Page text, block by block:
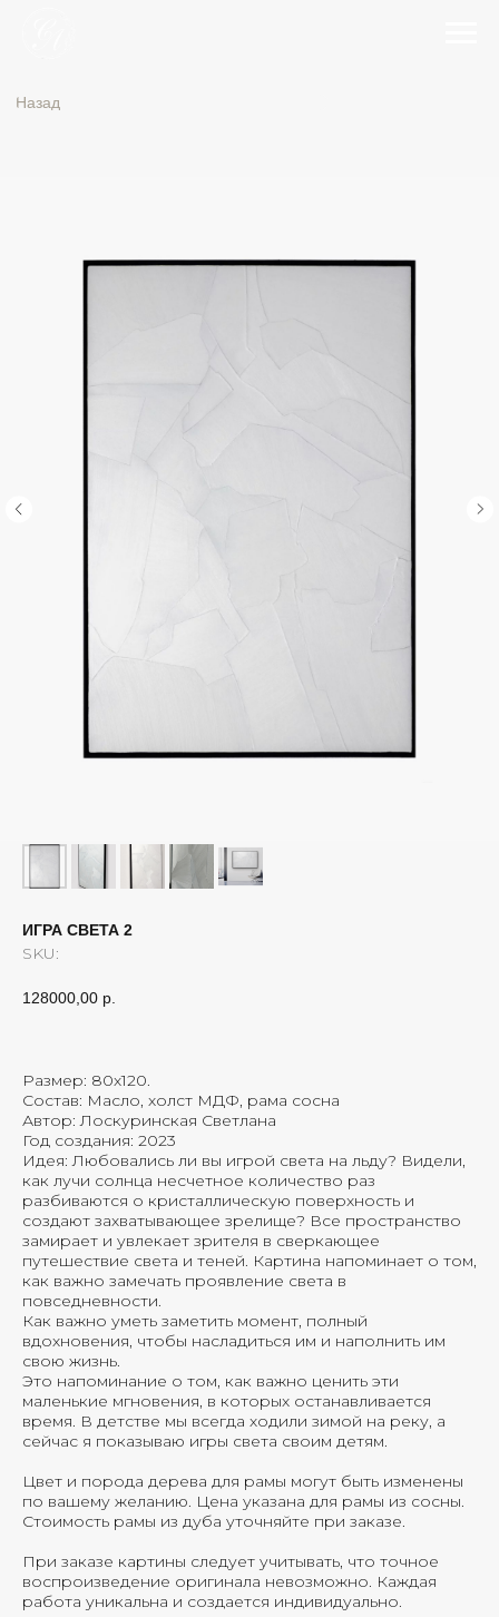
ИГРА СВЕТА 2
SKU:
128000,00 р.
Размер: 80х120.
Состав: Масло, холст МДФ, рама сосна
Автор: Лоскуринская Светлана
Год создания: 2023
Идея: Любовались ли вы игрой света на льду? Видели,
как лучи солнца несчетное количество раз
разбиваются о кристаллическую поверхность и
создают захватывающее зрелище? Все пространство
замирает и увлекает зрителя в сверкающее
путешествие света и теней. Картина напоминает о том,
как важно замечать проявление света в
повседневности.
Как важно уметь заметить момент, полный
вдохновения, чтобы насладиться им и наполнить им
свою жизнь.
Это напоминание о том, как важно ценить эти
маленькие мгновения, в которых останавливается
время. В детстве мы всегда ходили зимой на реку, а
сейчас я показываю игры света своим детям.
Цвет и порода дерева для рамы могут быть изменены
по вашему желанию. Цена указана для рамы из сосны.
Стоимость рамы из дуба уточняйте при заказе.
При заказе картины следует учитывать, что точное
воспроизведение оригинала невозможно. Каждая
работа уникальна и создается индивидуально.